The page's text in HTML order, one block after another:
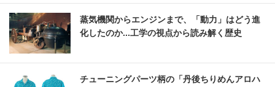
蒸気機関からエンジンまで、「動力」はどう進
化したのか...工学の視点から読み解く歴史
チューニングパーツ柄の「丹後ちりめんアロハ